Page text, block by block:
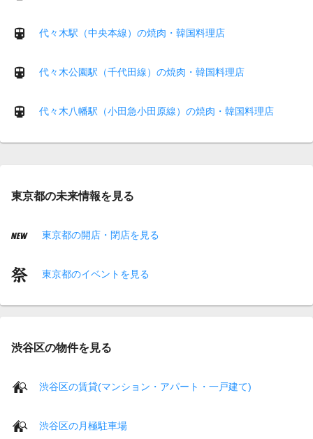
代々木駅（中央本線）の焼肉・韓国料理店
代々木公園駅（千代田線）の焼肉・韓国料理店
代々木八幡駅（小田急小田原線）の焼肉・韓国料理店
東京都の未来情報を見る
東京都の開店・閉店を見る
東京都のイベントを見る
渋谷区の物件を見る
渋谷区の賃貸(マンション・アパート・一戸建て)
渋谷区の月極駐車場